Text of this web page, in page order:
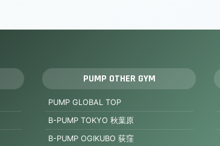
PUMP OTHER GYM
PUMP GLOBAL TOP
B-PUMP TOKYO 秋葉原
B-PUMP OGIKUBO 荻窪